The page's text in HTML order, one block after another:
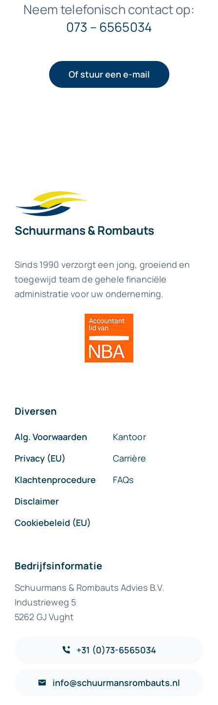
Neem telefonisch contact op:
073 – 6565034
Of stuur een e-mail
Schuurmans & Rombauts
Sinds 1990 verzorgt een jong, groeiend en
toegewijd team de gehele financiële
administratie voor uw onderneming.
Diversen
Alg. Voorwaarden
Privacy (EU)
Klachtenprocedure
Disclaimer
Cookiebeleid (EU)
Kantoor
Carrière
FAQs
Bedrijfsinformatie
Schuurmans & Rombauts Advies B.V.
Industrieweg 5
5262 GJ Vught
+31 (0)73-6565034
info@schuurmansrombauts.nl